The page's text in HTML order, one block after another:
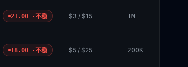
21.00 ·不稳 $3 / $15 1M
18.00 ·不稳 $5 / $25 200K